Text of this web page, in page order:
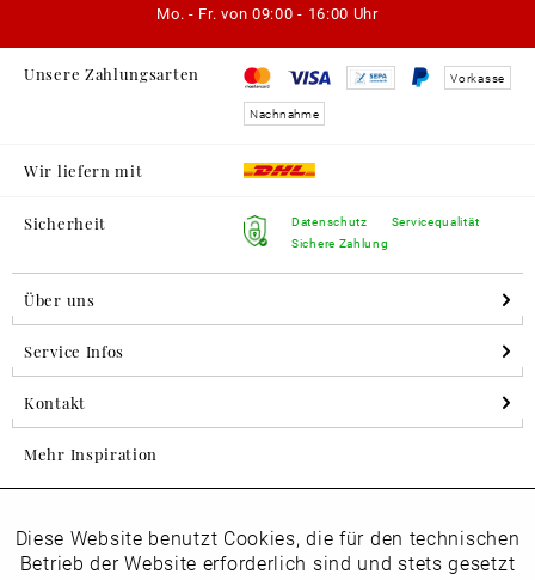
Mo. - Fr. von 09:00 - 16:00 Uhr
Unsere Zahlungsarten Vorkasse
Nachnahme
Wir liefern mit
Sicherheit
Datenschutz
Sichere Zahlung
Servicequalität
Über uns
Service Infos
Kontakt
Mehr Inspiration
Folgen Sie uns auf Instagram
horsch_schuhe
Funktionale Aktiv
Diese Website benutzt Cookies, die für den technischen
Betrieb der Website erforderlich sind und stets gesetzt